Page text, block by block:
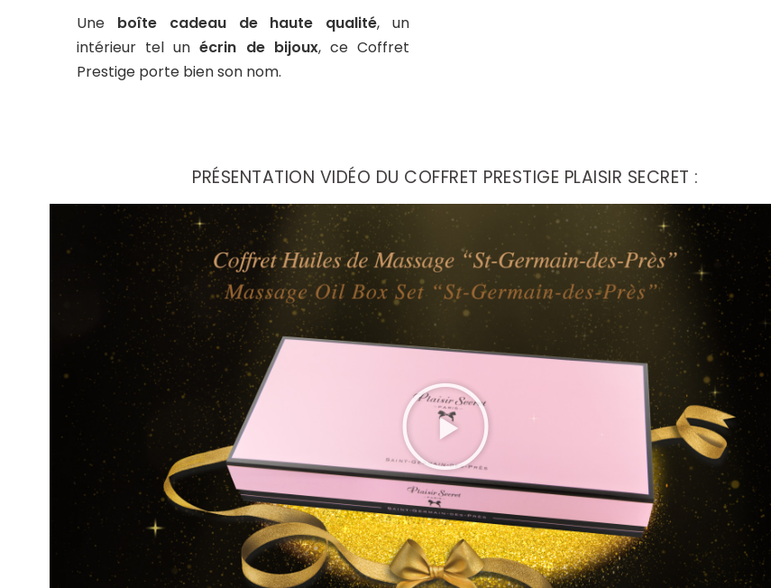
Une boîte cadeau de haute qualité, un
intérieur tel unécrin de bijoux, ce Coffret
Prestige porte bien son nom.
PRÉSENTATION VIDÉO DU COFFRET PRESTIGE PLAISIR SECRET :